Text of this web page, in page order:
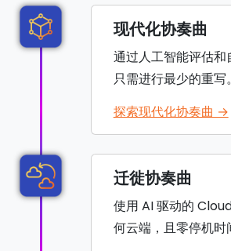
现代化协奏曲
通过人工智能评估
只需进行最少的重写。
探索现代化协奏曲 →
迁徙协奏曲
使用 AI 驱动的
何云端，且零停机